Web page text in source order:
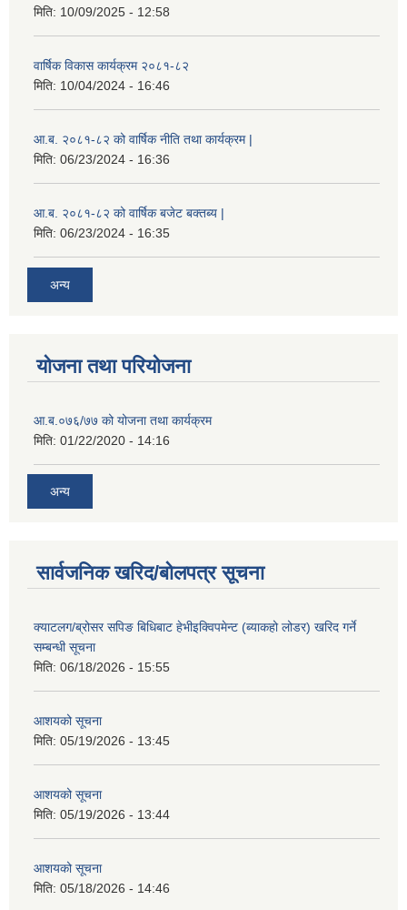
मिति: 10/09/2025 - 12:58
वार्षिक विकास कार्यक्रम २०८१-८२
मिति: 10/04/2024 - 16:46
आ.ब. २०८१-८२ को वार्षिक नीति तथा कार्यक्रम |
मिति: 06/23/2024 - 16:36
आ.ब. २०८१-८२ को वार्षिक बजेट बक्तब्य |
मिति: 06/23/2024 - 16:35
अन्य
योजना तथा परियोजना
आ.ब.०७६/७७ को योजना तथा कार्यक्रम
मिति: 01/22/2020 - 14:16
अन्य
सार्वजनिक खरिद/बोलपत्र सूचना
क्याटलग/ब्रोसर सपिङ बिधिबाट हेभीइक्विपमेन्ट (ब्याकहो लोडर) खरिद गर्ने
सम्बन्धी सूचना
मिति: 06/18/2026 - 15:55
आशयको सूचना
मिति: 05/19/2026 - 13:45
आशयको सूचना
मिति: 05/19/2026 - 13:44
आशयको सूचना
मिति: 05/18/2026 - 14:46